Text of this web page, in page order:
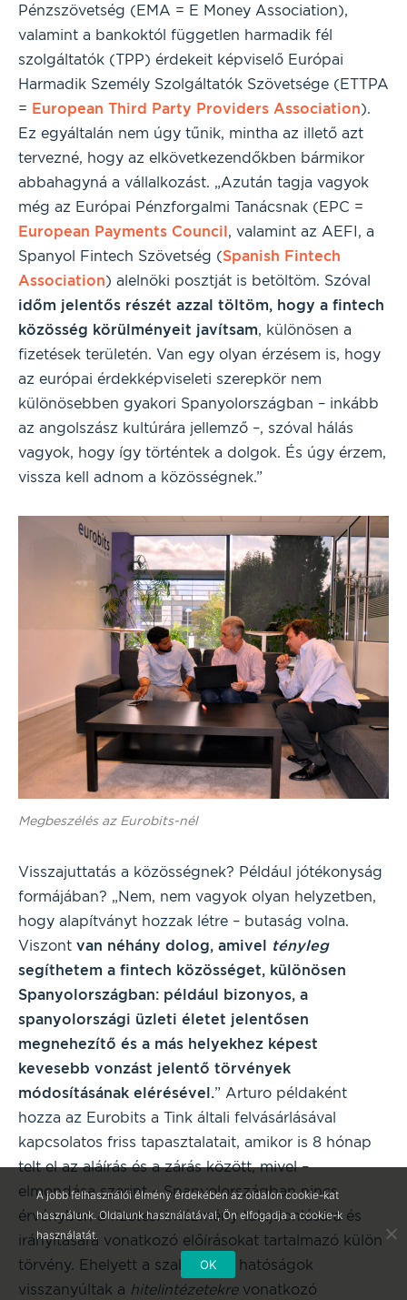
Pénzszövetség (EMA = E Money Association),
valamint a bankoktól független harmadik fél
szolgáltatók (TPP) érdekeit képviselő Európai
Harmadik Személy Szolgáltatók Szövetsége (ETTPA
= European Third Party Providers Association).
Ez egyáltalán nem úgy tűnik, mintha az illető azt
tervezné, hogy az elkövetkezendőkben bármikor
abbahagyná a vállalkozást. „Azután tagja vagyok
még az Európai Pénzforgalmi Tanácsnak (EPC =
European Payments Council, valamint az AEFI, a
Spanyol Fintech Szövetség (Spanish Fintech
Association) alelnöki posztját is betöltöm. Szóval
időm jelentős részét azzal töltöm, hogy a fintech
közösség körülményeit javítsam, különösen a
fizetések területén. Van egy olyan érzésem is, hogy
az európai érdekképviseleti szerepkör nem
különösebben gyakori Spanyolországban – inkább
az angolszász kultúrára jellemző –, szóval hálás
vagyok, hogy így történtek a dolgok. És úgy érzem,
vissza kell adnom a közösségnek.”
Megbeszélés az Eurobits-nél
Visszajuttatás a közösségnek? Például jótékonyság
formájában? „Nem, nem vagyok olyan helyzetben,
hogy alapítványt hozzak létre – butaság volna.
Viszont van néhány dolog, amivel tényleg
segíthetem a fintech közösséget, különösen
Spanyolországban: például bizonyos, a
spanyolországi üzleti életet jelentősen
megnehezítő és a más helyekhez képest
kevesebb vonzást jelentő törvények
módosításának elérésével.” Arturo példaként
hozza az Eurobits a Tink általi felvásárlásával
kapcsolatos friss tapasztalatait, amikor is 8 hónap
telt el az aláírás és a zárás között, mivel –
elmondása szerint – Spanyolországban nincs
érvényben afizetésiintézmény tulajdonlására és
irányítására vonatkozó előírásokat tartalmazó külön
törvény. Ehelyett a szabályozó hatóságok
visszanyúltak a hitelintézetekrevonatkozó
A jobb felhasználói élmény érdekében az oldalon cookie-kat
használunk. Oldalunk használatával, Ön elfogadja a cookie-k
használatát.
OK